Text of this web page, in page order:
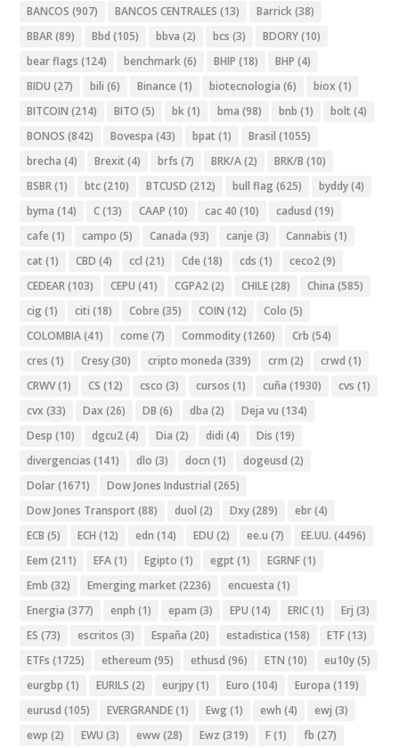
BANCOS (907) BANCOS CENTRALES (13) Barrick(38)
BBAR(89) Bbd (105) bbva (2) bcs (3) BDORY(10)
bear flags (124) benchmark(6) BHIP (18) BHP (4)
BIDU (27) bili (6) Binance (1) biotecnologia (6) biox (1)
BITCOIN (214) BITO (5) bk(1) bma (98) bnb (1) bolt (4)
BONOS (842) Bovespa (43) bpat (1) Brasil (1055)
brecha (4) Brexit (4) brfs (7) BRK/A(2) BRK/B (10)
BSBR(1) btc(210) BTCUSD (212) bull flag (625) byddy(4)
byma (14) C(13) CAAP (10) cac 40 (10) cadusd (19)
cafe (1) campo (5) Canada (93) canje (3) Cannabis (1)
cat (1) CBD (4) ccl (21) Cde (18) cds (1) ceco2(9)
CEDEAR(103) CEPU (41) CGPA2(2) CHILE(28) China (585)
cig (1) citi (18) Cobre (35) COIN (12) Colo (5)
COLOMBIA(41) come (7) Commodity(1260) Crb (54)
cres (1) Cresy(30) cripto moneda (339) crm (2) crwd (1)
CRWV(1) CS (12) csco (3) cursos (1) cuña (1930) cvs (1)
cvx (33) Dax (26) DB (6) dba (2) Deja vu (134)
Desp (10) dgcu2(4) Dia (2) didi (4) Dis (19)
divergencias (141) dlo (3) docn (1) dogeusd (2)
Dolar(1671) Dow Jones Industrial (265)
Dow Jones Transport (88) duol (2) Dxy(289) ebr(4)
ECB (5) ECH (12) edn (14) EDU (2) ee.u (7) EE.UU. (4496)
Eem (211) EFA(1) Egipto (1) egpt (1) EGRNF(1)
Emb (32) Emerging market (2236) encuesta (1)
Energia (377) enph (1) epam (3) EPU (14) ERIC(1) Erj (3)
ES (73) escritos (3) España (20) estadistica (158) ETF(13)
ETFs (1725) ethereum (95) ethusd (96) ETN (10) eu10y(5)
eurgbp (1) EURILS (2) eurjpy(1) Euro (104) Europa (119)
eurusd (105) EVERGRANDE(1) Ewg (1) ewh (4) ewj (3)
ewp (2) EWU (3) eww(28) Ewz (319) F(1) fb (27)